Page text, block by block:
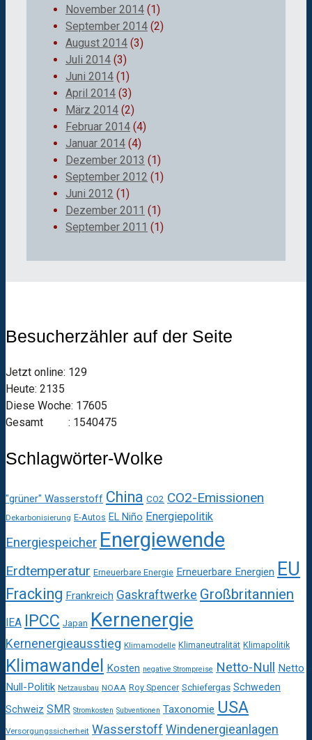
November 2014 (1)
September 2014 (2)
August 2014 (3)
Juli 2014 (3)
Juni 2014 (1)
April 2014 (3)
März 2014 (2)
Februar 2014 (4)
Januar 2014 (4)
Dezember 2013 (1)
September 2012 (1)
Juni 2012 (1)
Dezember 2011 (1)
September 2011 (1)
Besucherzähler auf der Seite
Jetzt online: 129
Heute: 2135
Diese Woche: 17605
Gesamt : 1540475
Schlagwörter-Wolke
"grüner" Wasserstoff China CO2 CO2-Emissionen
Dekarbonisierung E-Autos EL Niño Energiepolitik
Energiespeicher Energiewende
Erdtemperatur Erneuerbare Energie Erneuerbare Energien EU
Fracking Frankreich Gaskraftwerke Großbritannien
IEA IPCC Japan Kernenergie
Kernenergieausstieg Klimamodelle Klimaneutralität Klimapolitik
Klimawandel Kosten negative Strompreise Netto-Null Netto
Null-Politik Netzausbau NOAA Roy Spencer Schiefergas Schweden
Schweiz SMR Stromkosten Subventionen Taxonomie USA
Versorgungssicherheit Wasserstoff Windenergieanlagen